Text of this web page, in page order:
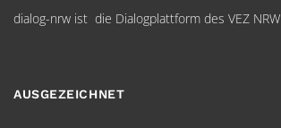
dialog-nrw ist die Dialogplattform des VEZ NRW
AUSGEZEICHNET